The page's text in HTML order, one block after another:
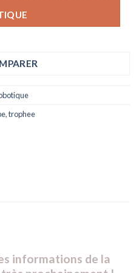
,trophee
informations de la